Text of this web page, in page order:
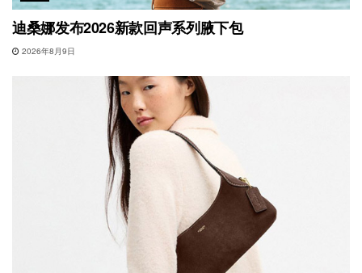
迪桑娜发布2026新款回声系列腋下包
2026年8月9日